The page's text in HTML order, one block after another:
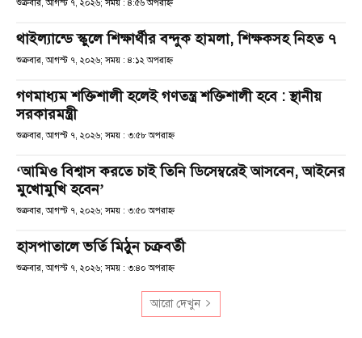
শুক্রবার, আগস্ট ৭, ২০২৬; সময় : ৪:৫৬ অপরাহ্ণ
থাইল্যান্ডে স্কুলে শিক্ষার্থীর বন্দুক হামলা, শিক্ষকসহ নিহত ৭
শুক্রবার, আগস্ট ৭, ২০২৬; সময় : ৪:১২ অপরাহ্ণ
গণমাধ্যম শক্তিশালী হলেই গণতন্ত্র শক্তিশালী হবে : স্থানীয়
সরকারমন্ত্রী
শুক্রবার, আগস্ট ৭, ২০২৬; সময় : ৩:৫৮ অপরাহ্ণ
‘আমিও বিশ্বাস করতে চাই তিনি ডিসেম্বরেই আসবেন, আইনের
মুখোমুখি হবেন’
শুক্রবার, আগস্ট ৭, ২০২৬; সময় : ৩:৫০ অপরাহ্ণ
হাসপাতালে ভর্তি মিঠুন চক্রবর্তী
শুক্রবার, আগস্ট ৭, ২০২৬; সময় : ৩:৪০ অপরাহ্ণ
আরো দেখুন